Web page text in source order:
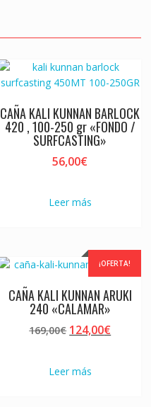
CAÑA KALI KUNNAN BARLOCK
420 , 100-250 gr «FONDO /
SURFCASTING»
56,00€
Leer más
¡OFERTA!
CAÑA KALI KUNNAN ARUKI
240 «CALAMAR»
169,00€ El
era:
124,00€El
Leer más